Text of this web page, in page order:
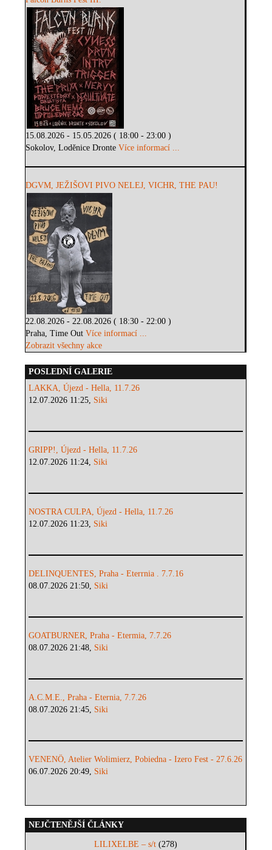
15.08.2026 - 15.05.2026 ( 18:00 - 23:00 )
Sokolov, Loděnice DronteVíce informací ...
DGVM, JEŽIŠOVI PIVO NELEJ, VICHR, THE PAU!
22.08.2026 - 22.08.2026 ( 18:30 - 22:00 )
Praha, Time OutVíce informací ...
Zobrazit všechny akce
POSLEDNÍ GALERIE
LAKKA, Újezd - Hella, 11.7.26
12.07.2026 11:25, Siki
GRIPP!, Újezd - Hella, 11.7.26
12.07.2026 11:24, Siki
NOSTRA CULPA, Újezd - Hella, 11.7.26
12.07.2026 11:23, Siki
DELINQUENTES, Praha - Eterrnia . 7.7.16
08.07.2026 21:50, Siki
GOATBURNER, Praha - Etermia, 7.7.26
08.07.2026 21:48, Siki
A.C.M.E., Praha - Eternia, 7.7.26
08.07.2026 21:45, Siki
VENENÖ, Atelier Wolimierz, Pobiedna - Izero Fest - 27.6.26
06.07.2026 20:49, Siki
NEJČTENĚJŠÍ ČLÁNKY
LILIXELBE – s/t(278)